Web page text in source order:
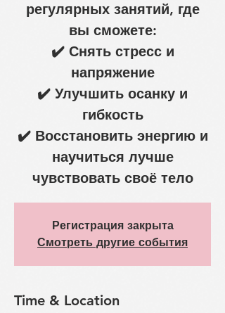
регулярных занятий, где
вы сможете:
✔️ Снять стресс и
напряжение
✔️ Улучшить осанку и
гибкость
✔️ Восстановить энергию и
научиться лучше
чувствовать своё тело
Регистрация закрыта
Смотреть другие события
Time & Location